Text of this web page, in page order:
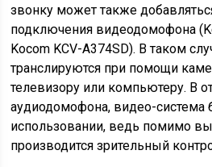
звонку может также
подключения видеодомофона
Kocom KCV-A374SD). В таком
транслируются при помощи
телевизору или компьютеру. В
аудиодомофона, видео-система
использовании, ведь помимо
производится зрительный